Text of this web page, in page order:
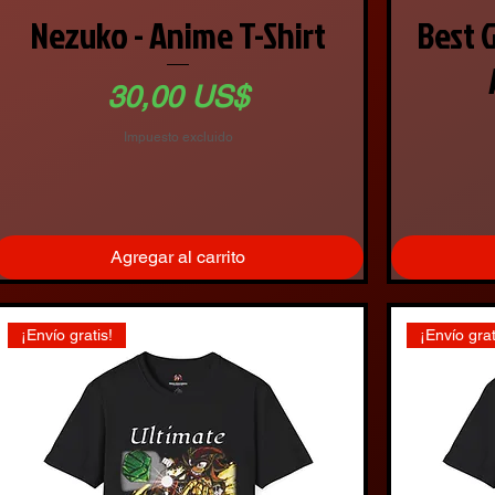
Nezuko - Anime T-Shirt
Precio
30,00 US$
Impuesto excluido
Agregar al carrito
Best
¡Envío gratis! ¡Envío